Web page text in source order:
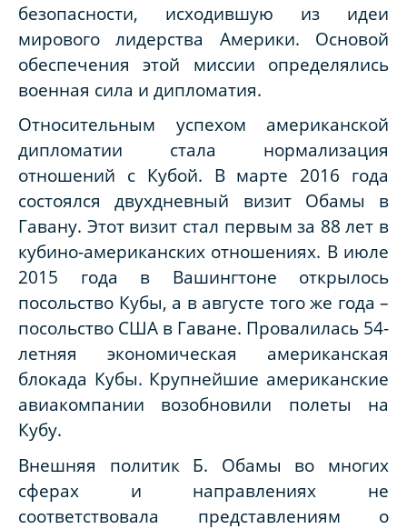
безопасности, исходившую из идеи
мирового лидерства Америки. Основой
обеспечения этой миссии определялись
военная сила и дипломатия.
Относительным успехом американской
дипломатии стала нормализация
отношений с Кубой. В марте 2016 года
состоялся двухдневный визит Обамы в
Гавану. Этот визит стал первым за 88 лет в
кубино-американских отношениях. В июле
2015 года в Вашингтоне открылось
посольство Кубы, а в августе того же года –
посольство США в Гаване. Провалилась 54-
летняя экономическая американская
блокада Кубы. Крупнейшие американские
авиакомпании возобновили полеты на
Кубу.
Внешняя политик Б. Обамы во многих
сферах и направлениях не
соответствовала представлениям о